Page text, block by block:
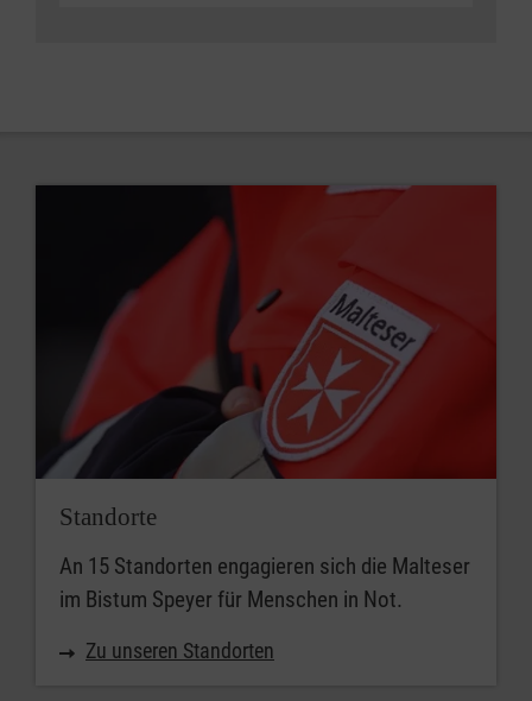
Standorte
An 15 Standorten engagieren sich die Malteser
im Bistum Speyer für Menschen in Not.
Zu unseren Standorten